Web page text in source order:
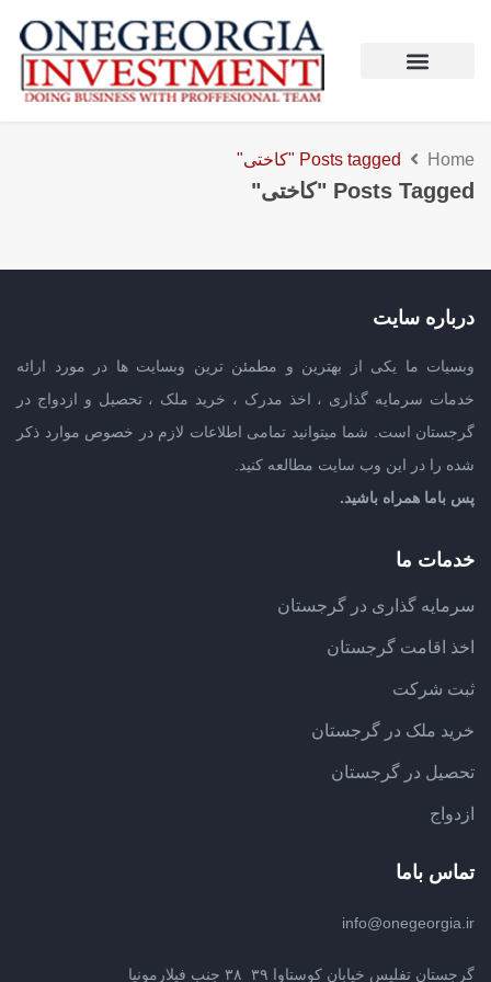
Home Posts tagged "کاختی"
Posts Tagged "کاختی"
درباره سایت
وبسیات ما یکی از بهترین و مطمئن ترین وبسایت ها در مورد ارائه
خدمات سرمایه گذاری ، اخذ مدرک ، خرید ملک ، تحصیل و ازدواج در
گرجستان است. شما میتوانید تمامی اطلاعات لازم در خصوص موارد ذکر
شده را در این وب سایت مطالعه کنید.
پس باما همراه باشید.
خدمات ما
سرمایه گذاری در گرجستان
اخذ اقامت گرجستان
ثبت شرکت
خرید ملک در گرجستان
تحصیل در گرجستان
ازدواج
تماس باما
info@onegeorgia.ir
گرجستان تفلیس خیابان کوستاوا ۳۹_۳۸ جنب فیلارمونیا